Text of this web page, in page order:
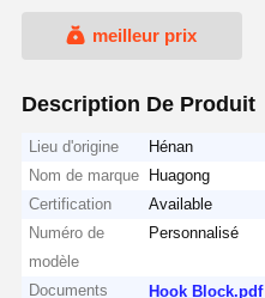
meilleur prix
Description De Produit
Lieu d'origine
Hénan
Nom de marque
Huagong
Certification
Available
Numéro de
modèle
Personnalisé
Documents
Hook Block.pdf